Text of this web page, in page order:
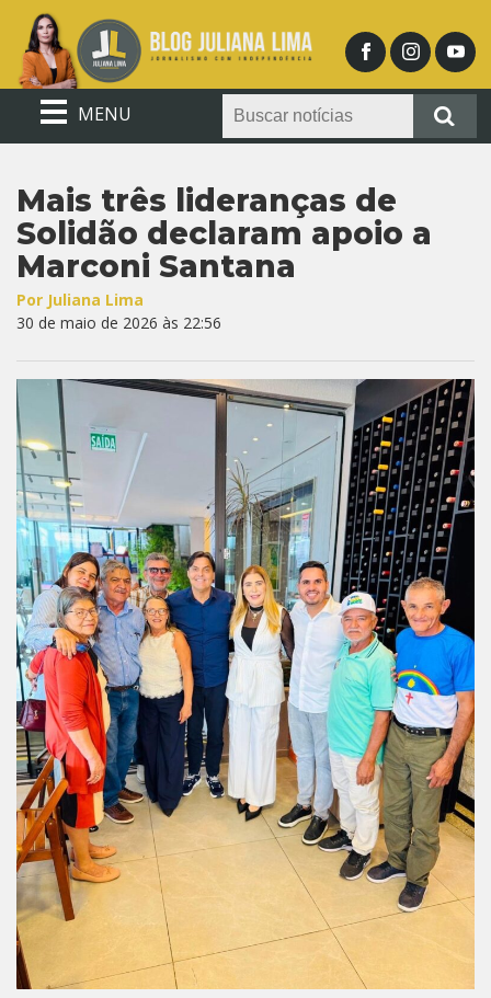
MENU
Mais três lideranças de
Solidão declaram apoio a
Marconi Santana
Por Juliana Lima
30 de maio de 2026 às 22:56